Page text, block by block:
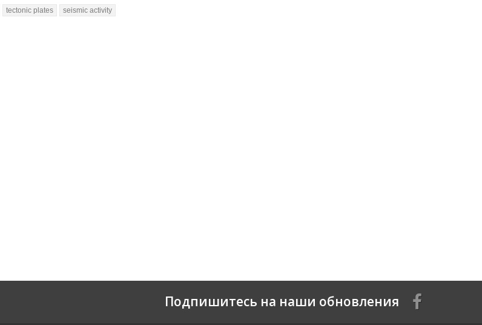
tectonic plates seismic activity
Подпишитесь на наши обновления